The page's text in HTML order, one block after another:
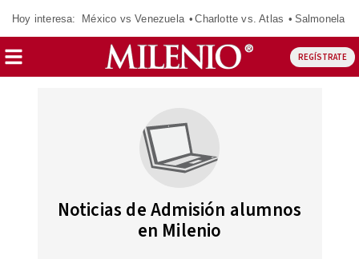
Hoy interesa: México vs Venezuela Charlotte vs. Atlas Salmonela
REGÍSTRATE
Noticias de Admisión alumnos
en Milenio